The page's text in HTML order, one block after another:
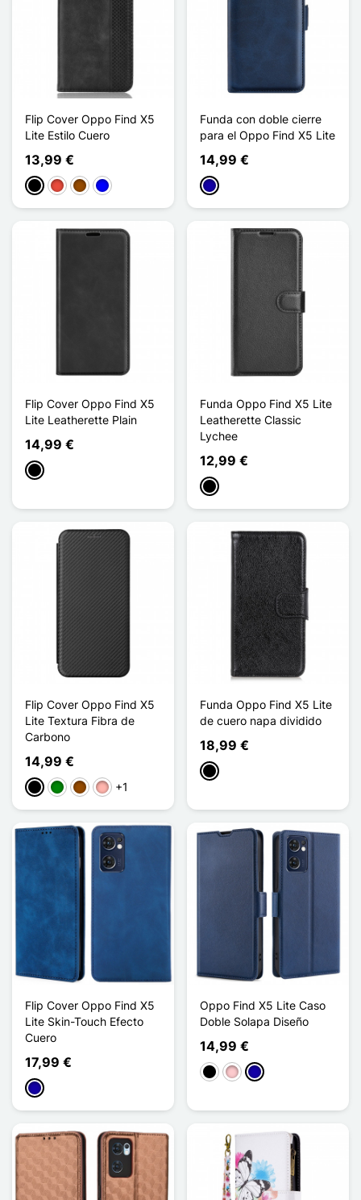
Flip Cover Oppo Find X5
Lite Estilo Cuero
13,99 €
NegroRojoMarrón
Azul
Funda con doble cierre
para el Oppo Find X5 Lite
14,99 €
Azul oscuro
Flip Cover Oppo Find X5
Lite Leatherette Plain
14,99 €
Negro
Funda Oppo Find X5 Lite
Leatherette Classic
Lychee
12,99 €
Negro
Flip Cover Oppo Find X5
Lite Textura Fibra de
Carbono
14,99 €
NegroVerdeMarrónOro rosa
+1
Funda Oppo Find X5 Lite
de cuero napa dividido
18,99 €
Negro
Flip Cover Oppo Find X5
Lite Skin-Touch Efecto
Cuero
17,99 €
Azul oscuro
Oppo Find X5 Lite Caso
Doble Solapa Diseño
14,99 €
NegroRosaAzul oscuro